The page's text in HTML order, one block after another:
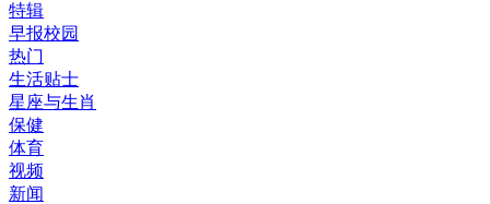
特辑
早报校园
热门
生活贴士
星座与生肖
保健
体育
视频
新闻